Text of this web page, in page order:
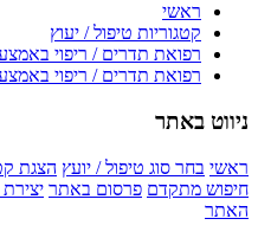
ראשי
קטגוריות טיפול / יעוץ
רפואת תדרים / ריפוי
רפואת תדרים / ריפוי
ניווט באתר
ראשי בחר סוג טיפול / יועץ הצגת
חיפוש מתקדם פרסום באתר
האתר